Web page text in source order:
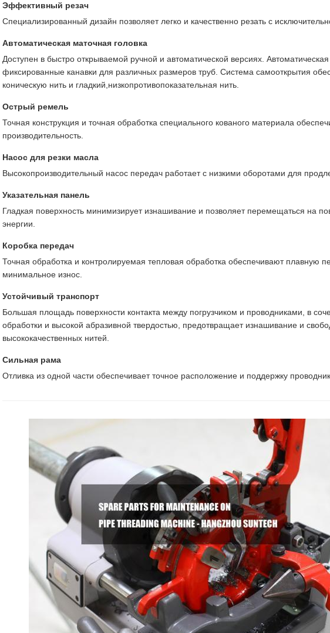
Эффективный резач
Специализированный дизайн позволяет легко и качественно резать с
Автоматическая маточная головка
Доступен в быстро открываемой ручной и автоматической версиях.
фиксированные канавки для различных размеров труб. Система самооткрытия
коническую нить и гладкий,низкопротивопоказательная нить.
Острый ремель
Точная конструкция и точная обработка специального кованого материала
производительность.
Насос для резки масла
Высокопроизводительный насос передач работает с низкими оборотами для
Указательная панель
Гладкая поверхность минимизирует изнашивание и позволяет перемещаться на
энергии.
Коробка передач
Точная обработка и контролируемая тепловая обработка обеспечивают плавную
минимальное износ.
Устойчивый транспорт
Большая площадь поверхности контакта между погрузчиком и проводниками, в
обработки и высокой абразивной твердостью, предотвращает изнашивание и
высококачественных нитей.
Сильная рама
Отливка из одной части обеспечивает точное расположение и поддержку